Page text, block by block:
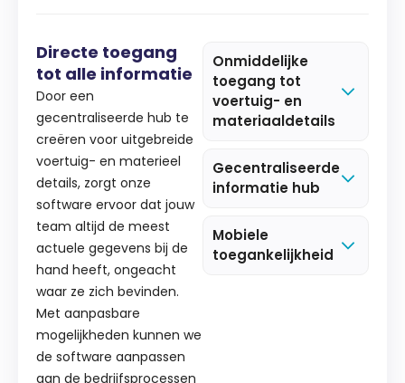
Directe toegang
tot alle informatie
Door een
gecentraliseerde hub te
creëren voor uitgebreide
voertuig- en materieel
details, zorgt onze
software ervoor dat jouw
team altijd de meest
actuele gegevens bij de
hand heeft, ongeacht
waar ze zich bevinden.
Met aanpasbare
mogelijkheden kunnen we
de software aanpassen
aan de bedrijfsprocessen
Onmiddelijke
toegang tot
voertuig- en
materiaaldetails
Gecentraliseerde
informatie hub
Mobiele
toegankelijkheid